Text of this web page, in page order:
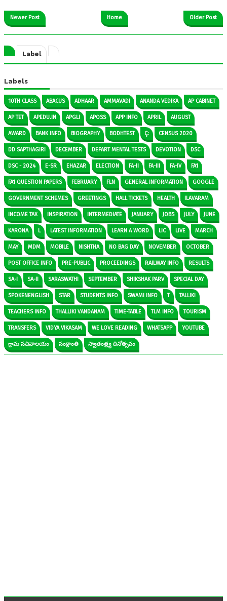
Newer Post Older Post
Home
Label
Labels
10TH CLASS ABACUS ADHAAR AMMAVADI ANANDA VEDIKA AP CABINET
AP TET APEDU.IN APGLI APOSS APP INFO APRIL AUGUST
AWARD BANK INFO BIOGRAPHY BODHTEST Ç: CENSUS 2020
DD SAPTHAGIRI DECEMBER DEPART MENTAL TESTS DEVOTION DSC
DSC - 2024 E-SR EHAZAR ELECTION FA-II FA-III FA-IV FA1
FA1 QUESTION PAPERS FEBRUARY FLN GENERAL INFORMATION GOOGLE
GOVERNMENT SCHEMES GREETINGS HALL TICKETS HEALTH ILAVARAM
INCOME TAX INSPIRATION INTERMEDIATE JANUARY JOBS JULY JUNE
KARONA L LATEST INFORMATION LEARN A WORD LIC LIVE MARCH
MAY MDM MOBILE NISHTHA NO BAG DAY NOVEMBER OCTOBER
POST OFFICE INFO PRE-PUBLIC PROCEEDINGS RAILWAY INFO RESULTS
SA-I SA-II SARASWATHI SEPTEMBER SHIKSHAK PARV SPECIAL DAY
SPOKENENGLISH STAR STUDENTS INFO SWAMI INFO T TALLIKI
TEACHERS INFO THALLIKI VANDANAM TIME-TABLE TLM INFO TOURISM
TRANSFERS VIDYA VIKASAM WE LOVE READING WHATSAPP YOUTUBE
గ్రామ సచివాలయం సంక్రాంతి స్వాతంత్ర్య దినోత్సవం